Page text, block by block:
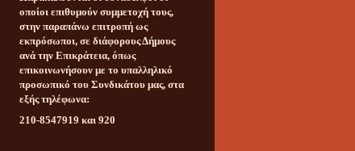
οποίοι επιθυμούν συμμετοχή τους,
στην παραπάνω επιτροπή ως
εκπρόσωποι, σε διάφορους Δήμους
ανά την Επικράτεια, όπως
επικοινωνήσουν με το υπαλληλικό
προσωπικό του Συνδικάτου μας, στα
εξής τηλέφωνα:
210-8547919 και 920